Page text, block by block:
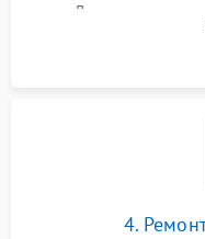
Диагностика
переключателя
4.